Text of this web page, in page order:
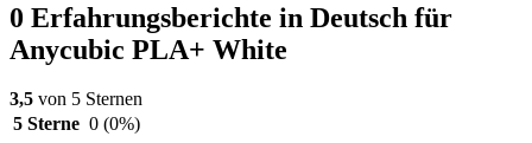
0 Erfahrungsberichte in Deutsch für
Anycubic PLA+ White
3,5 von 5 Sternen
5 Sterne 0 (0%)